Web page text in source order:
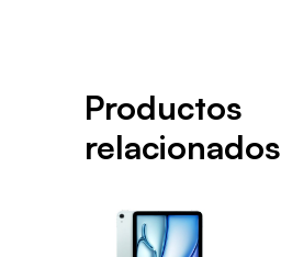
Productos
relacionados